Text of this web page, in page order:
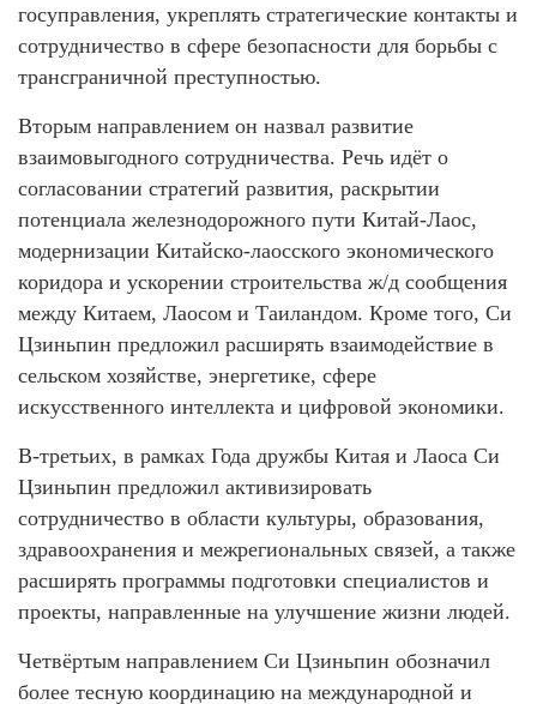
госуправления, укреплять стратегические контакты и
сотрудничество в сфере безопасности для борьбы с
трансграничной преступностью.
Вторым направлением он назвал развитие
взаимовыгодного сотрудничества. Речь идёт о
согласовании стратегий развития, раскрытии
потенциала железнодорожного пути Китай-Лаос,
модернизации Китайско-лаосского экономического
коридора и ускорении строительства ж/д сообщения
между Китаем, Лаосом и Таиландом. Кроме того, Си
Цзиньпин предложил расширять взаимодействие в
сельском хозяйстве, энергетике, сфере
искусственного интеллекта и цифровой экономики.
В-третьих, в рамках Года дружбы Китая и Лаоса Си
Цзиньпин предложил активизировать
сотрудничество в области культуры, образования,
здравоохранения и межрегиональных связей, а также
расширять программы подготовки специалистов и
проекты, направленные на улучшение жизни людей.
Четвёртым направлением Си Цзиньпин обозначил
более тесную координацию на международной и